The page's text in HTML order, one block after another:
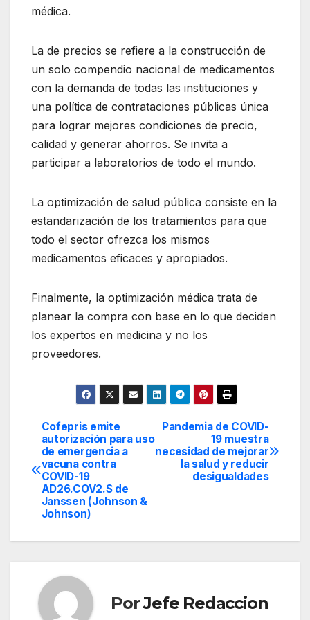
médica.
La de precios se refiere a la construcción de
un solo compendio nacional de medicamentos
con la demanda de todas las instituciones y
una política de contrataciones públicas única
para lograr mejores condiciones de precio,
calidad y generar ahorros. Se invita a
participar a laboratorios de todo el mundo.
La optimización de salud pública consiste en la
estandarización de los tratamientos para que
todo el sector ofrezca los mismos
medicamentos eficaces y apropiados.
Finalmente, la optimización médica trata de
planear la compra con base en lo que deciden
los expertos en medicina y no los
proveedores.
Navegación
de
entradas
Pandemia de COVID-
19 muestra
necesidad de mejorar
la salud y reducir
desigualdades
Cofepris emite
autorización para uso
de emergencia a
vacuna contra
COVID-19
AD26.COV2.S de
Janssen (Johnson &
Johnson)
PorJefe Redaccion